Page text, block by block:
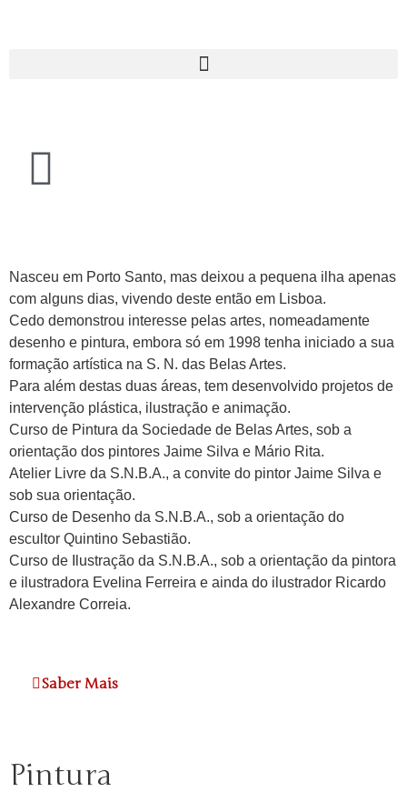
Nasceu em Porto Santo, mas deixou a pequena ilha apenas
com alguns dias, vivendo deste então em Lisboa.
Cedo demonstrou interesse pelas artes, nomeadamente
desenho e pintura, embora só em 1998 tenha iniciado a sua
formação artística na S. N. das Belas Artes.
Para além destas duas áreas, tem desenvolvido projetos de
intervenção plástica, ilustração e animação.
Curso de Pintura da Sociedade de Belas Artes, sob a
orientação dos pintores Jaime Silva e Mário Rita.
Atelier Livre da S.N.B.A., a convite do pintor Jaime Silva e
sob sua orientação.
Curso de Desenho da S.N.B.A., sob a orientação do
escultor Quintino Sebastião.
Curso de Ilustração da S.N.B.A., sob a orientação da pintora
e ilustradora Evelina Ferreira e ainda do ilustrador Ricardo
Alexandre Correia.
Saber Mais
Pintura